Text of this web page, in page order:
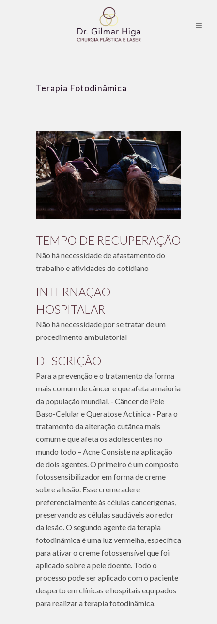
Terapia Fotodinâmica
TEMPO DE RECUPERAÇÃO
Não há necessidade de afastamento do
trabalho e atividades do cotidiano
INTERNAÇÃO
HOSPITALAR
Não há necessidade por se tratar de um
procedimento ambulatorial
DESCRIÇÃO
Para a prevenção e o tratamento da forma
mais comum de câncer e que afeta a maioria
da população mundial. - Câncer de Pele
Baso-Celular e Queratose Actínica - Para o
tratamento da alteração cutânea mais
comum e que afeta os adolescentes no
mundo todo – Acne Consiste na aplicação
de dois agentes. O primeiro é um composto
fotossensibilizador em forma de creme
sobre a lesão. Esse creme adere
preferencialmente às células cancerígenas,
preservando as células saudáveis ao redor
da lesão. O segundo agente da terapia
fotodinâmica é uma luz vermelha, específica
para ativar o creme fotossensível que foi
aplicado sobre a pele doente. Todo o
processo pode ser aplicado com o paciente
desperto em clínicas e hospitais equipados
para realizar a terapia fotodinâmica.